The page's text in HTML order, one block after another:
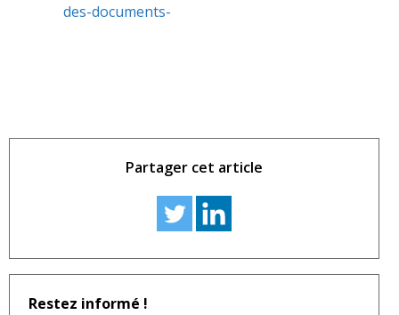
des-documents-
Partager cet article
Restez informé !